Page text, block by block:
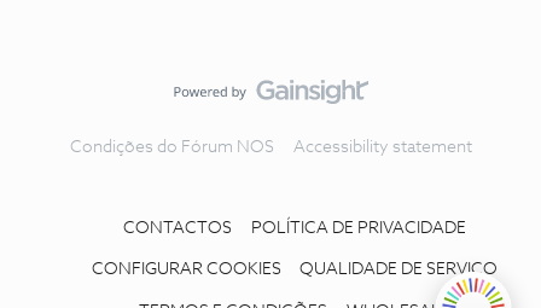
Condições do Fórum NOS Accessibility statement
CONTACTOS POLÍTICA DE PRIVACIDADE
CONFIGURAR COOKIES QUALIDADE DE SERVIÇO